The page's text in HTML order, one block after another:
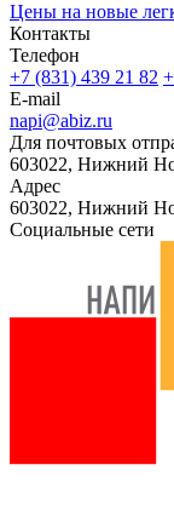
Цены на новые
Контакты
Телефон
+7 (831) 439 21 82
E-mail
napi@abiz.ru
Для почтовых
603022, Нижний
Адрес
603022, Нижний
Социальные сети